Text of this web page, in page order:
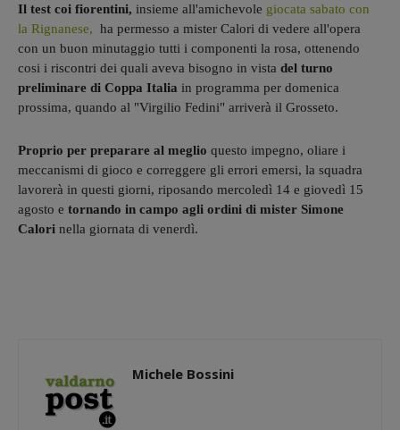
Il test coi fiorentini, insieme all'amichevole giocata sabato con
la Rignanese, ha permesso a mister Calori di vedere all'opera
con un buon minutaggio tutti i componenti la rosa, ottenendo
cosi i riscontri dei quali aveva bisogno in vista del turno
preliminare di Coppa Italia in programma per domenica
prossima, quando al "Virgilio Fedini" arriverà il Grosseto.
Proprio per preparare al meglio questo impegno, oliare i
meccanismi di gioco e correggere gli errori emersi, la squadra
lavorerà in questi giorni, riposando mercoledì 14 e giovedì 15
agosto e tornando in campo agli ordini di mister Simone
Calori nella giornata di venerdì.
Michele Bossini